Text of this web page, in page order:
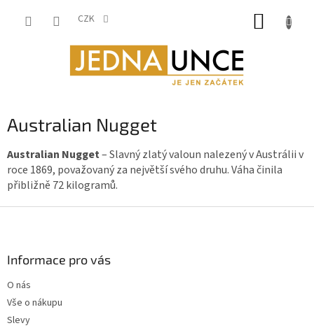
CZK
Australian Nugget
Australian Nugget– Slavný zlatý valoun nalezený v Austrálii v
roce 1869, považovaný za největší svého druhu. Váha činila
přibližně 72 kilogramů.
Informace pro vás
O nás
Vše o nákupu
Slevy